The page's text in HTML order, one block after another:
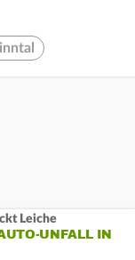
Leiche
UNFALL IN